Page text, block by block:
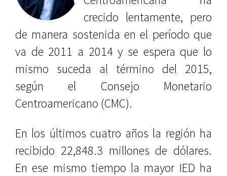
crecido lentamente, pero
de manera sostenida en el período que
va de 2011 a 2014 y se espera que lo
mismo suceda al término del 2015,
según el Consejo Monetario
Centroamericano (CMC).
En los últimos cuatro años la región ha
recibido 22,848.3 millones de dólares.
En ese mismo tiempo la mayor IED ha